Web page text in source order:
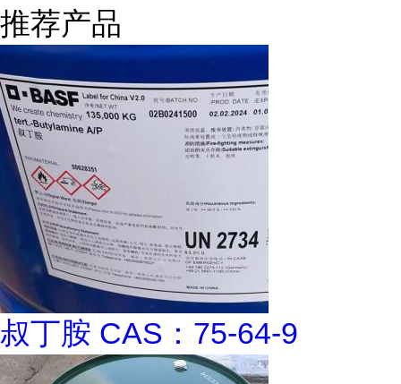
推荐产品
叔丁胺 CAS：75-64-9